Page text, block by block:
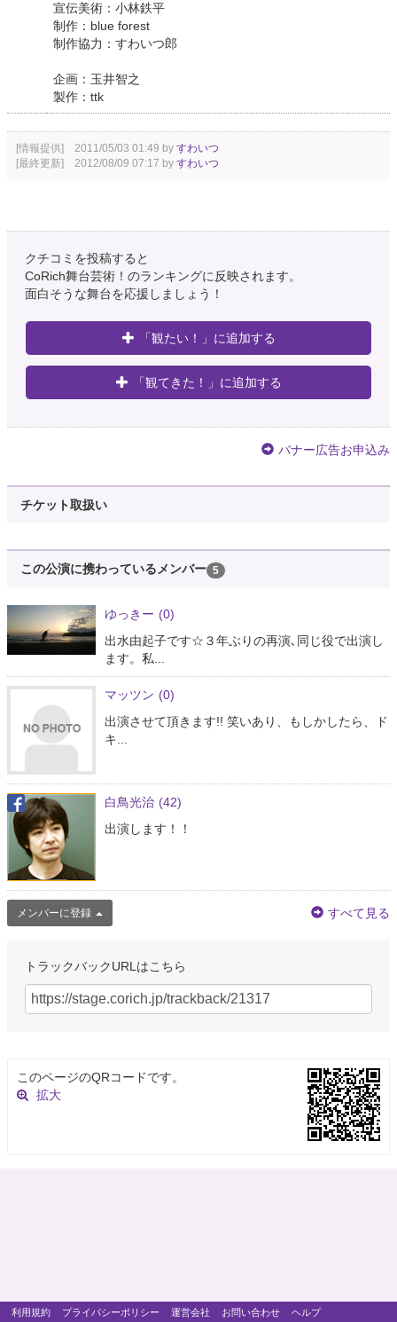
宣伝美術：小林鉄平
制作：blue forest
制作協力：すわいつ郎
企画：玉井智之
製作：ttk
[情報提供] 2011/05/03 01:49 by すわいつ
[最終更新] 2012/08/09 07:17 by すわいつ
クチコミを投稿すると
CoRich舞台芸術！のランキングに反映されます。
面白そうな舞台を応援しましょう！
「観たい！」に追加する
「観てきた！」に追加する
バナー広告お申込み
チケット取扱い
この公演に携わっているメンバー 5
ゆっきー (0)
出水由起子です☆３年ぶりの再演､同じ役で出演し
ます。私...
マッツン (0)
出演させて頂きます!! 笑いあり、もしかしたら、ド
キ...
白鳥光治 (42)
出演します！！
メンバーに登録 すべて見る
トラックバックURLはこちら
このページのQRコードです。
拡大
利用規約 プライバシーポリシー 運営会社 お問い合わせ
ヘルプ